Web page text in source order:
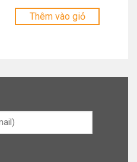
220.000 ₫.
hiện
là:
Thêm vào giỏ